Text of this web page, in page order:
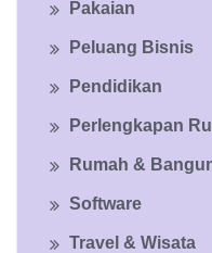
Pakaian
Peluang Bisnis
Pendidikan
Perlengkapan
Rumah &
Software
Travel & Wisata